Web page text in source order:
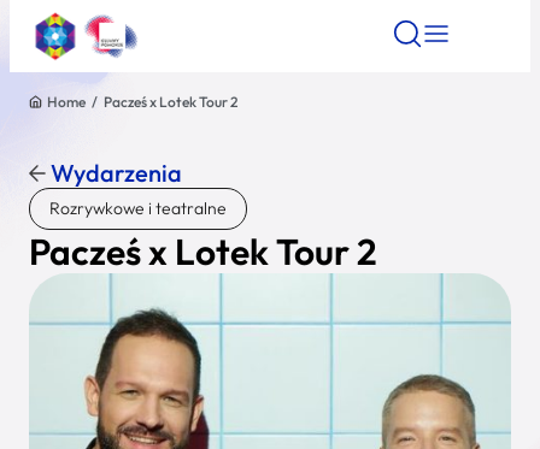
Znajdź atrakcję
Nazwa atrakcji
Miasto
Kategoria
Wyszukaj
Home / Pacześ x Lotek Tour 2
Wydarzenia
Rozrywkowe i teatralne
Pacześ x Lotek Tour 2